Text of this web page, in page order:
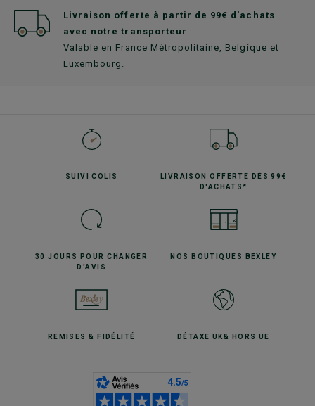
Livraison offerte à partir de 99€ d'achats
avec notre transporteur
Valable en France Métropolitaine, Belgique et
Luxembourg.
SUIVICOLIS LIVRAISON OFFERTE
DÈS 99€
D'ACHATS*
30 JOURS POURCHANGER
D'AVIS
NOS BOUTIQUES BEXLEY
REMISES& FIDÉLITÉ DÉTAXE UK& HORS UE